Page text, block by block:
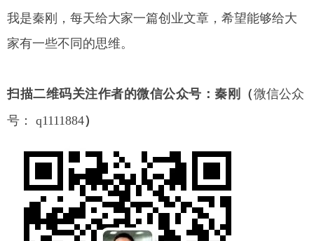
我是秦刚，每天给大家一篇创业文章，希望能够给大
家有一些不同的思维。
扫描二维码关注作者的微信公众号：秦刚（微信公众
号： q1111884）